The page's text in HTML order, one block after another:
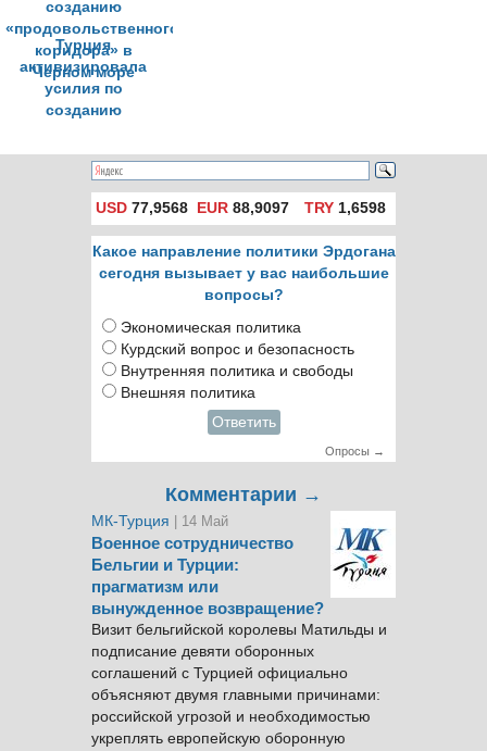
Турция
активизировала
усилия по
созданию
коридора» в
Черном море
USD 77,9568 EUR 88,9097 TRY1,6598
Какое направление политики Эрдогана
сегодня вызывает у вас наибольшие
вопросы?
Экономическая политика
Курдский вопрос и безопасность
Внутренняя политика и свободы
Внешняя политика
Ответить
Опросы →
Комментарии →
МК-Турция | 14 Май
Военное сотрудничество
Бельгии и Турции:
прагматизм или
вынужденное возвращение?
Визит бельгийской королевы Матильды и
подписание девяти оборонных
соглашений с Турцией официально
объясняют двумя главными причинами:
российской угрозой и необходимостью
укреплять европейскую оборонную